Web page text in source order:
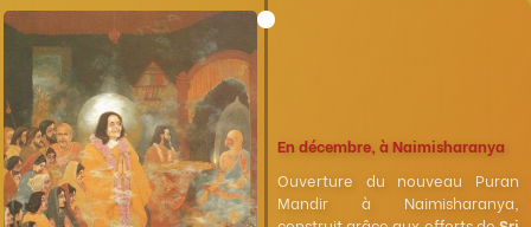
En décembre, à Naimisharanya
Ouverture du nouveau Puran
Mandir à Naimisharanya,